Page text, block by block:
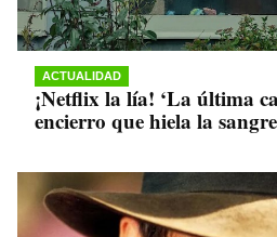
ACTUALIDAD
¡Netflix la lía! ‘La última
encierro que hiela la sangre